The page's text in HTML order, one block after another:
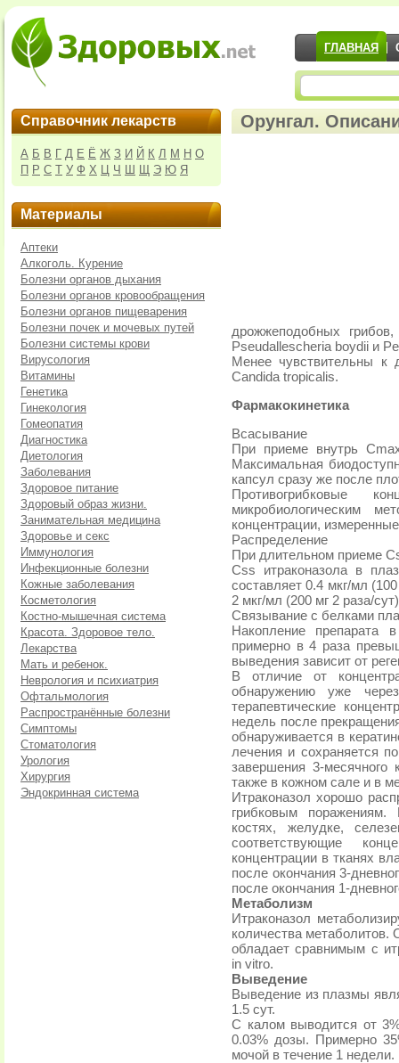
ГЛАВНАЯ
Справочник лекарств
А Б В Г Д Е Ё Ж З И Й К Л М Н О
П Р С Т У Ф Х Ц Ч Ш Щ Э Ю Я
Материалы
Аптеки
Алкоголь. Курение
Болезни органов дыхания
Болезни органов кровообращения
Болезни органов пищеварения
Болезни почек и мочевых путей
Болезни системы крови
Вирусология
Витамины
Генетика
Гинекология
Гомеопатия
Диагностика
Диетология
Заболевания
Здоровое питание
Здоровый образ жизни.
Занимательная медицина
Здоровье и секс
Иммунология
Инфекционные болезни
Кожные заболевания
Косметология
Костно-мышечная система
Красота. Здоровое тело.
Лекарства
Мать и ребенок.
Неврология и психиатрия
Офтальмология
Распространённые болезни
Симптомы
Стоматология
Урология
Хирургия
Эндокринная система
Орунгал.
дрожжеподобных
Pseudallescheria boydii и
Менее чувствительны к
Candida tropicalis.
Фармакокинетика
Всасывание
При приеме внутрь
Максимальная
капсул сразу же после
Противогрибковые
микробиологическим
концентрации,
Распределение
При длительном приеме
Css итраконазола в
составляет 0.4 мкг/мл
2 мкг/мл (200 мг 2 раза/
Связывание с белками
Накопление препарата
примерно в 4 раза
выведения зависит от
В отличие от
обнаружению уже
терапевтические
недель после
обнаруживается в
лечения и сохраняется
завершения 3-месячного
также в кожном сале и в
Итраконазол хорошо
грибковым поражениям.
костях, желудке,
соответствующие
концентрации в тканях
после окончания 3-
после окончания 1-
Метаболизм
Итраконазол
количества метаболитов.
обладает сравнимым с
in vitro.
Выведение
Выведение из плазмы
1.5 сут.
С калом выводится от
0.03% дозы. Примерно
мочой в течение 1 недели.